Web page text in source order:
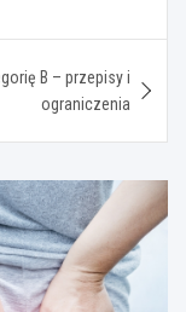
B – przepisy i
ograniczenia